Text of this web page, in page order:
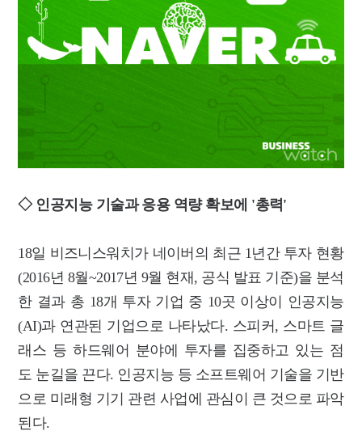
◇ 인공지능 기술과 응용 역량 확보에 '총력'
18일 비즈니스워치가 네이버의 최근 1년간 투자 현황
(2016년 8월~2017년 9월 현재, 공식 발표 기준)을 분석
한 결과 총 18개 투자 기업 중 10곳 이상이 인공지능
(AI)과 연관된 기업으로 나타났다. 스피커, 스마트 글
래스 등 하드웨어 분야에 투자를 집중하고 있는 점
도 눈길을 끈다. 인공지능 등 소프트웨어 기술을 기반
으로 미래형 기기 관련 사업에 관심이 큰 것으로 파악
된다.